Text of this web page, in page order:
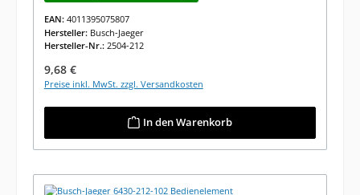
EAN: 4011395075807
Hersteller: Busch-Jaeger
Hersteller-Nr.: 2504-212
Regulärer Preis:
9,68 €
Preise inkl. MwSt. zzgl. Versandkosten
In den Warenkorb